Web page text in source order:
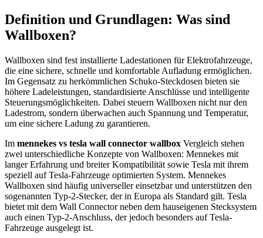
Definition und Grundlagen: Was sind
Wallboxen?
Wallboxen sind fest installierte Ladestationen für Elektrofahrzeuge,
die eine sichere, schnelle und komfortable Aufladung ermöglichen.
Im Gegensatz zu herkömmlichen Schuko-Steckdosen bieten sie
höhere Ladeleistungen, standardisierte Anschlüsse und intelligente
Steuerungsmöglichkeiten. Dabei steuern Wallboxen nicht nur den
Ladestrom, sondern überwachen auch Spannung und Temperatur,
um eine sichere Ladung zu garantieren.
Im mennekes vs tesla wall connector wallbox Vergleich stehen
zwei unterschiedliche Konzepte von Wallboxen: Mennekes mit
langer Erfahrung und breiter Kompatibilität sowie Tesla mit ihrem
speziell auf Tesla-Fahrzeuge optimierten System. Mennekes
Wallboxen sind häufig universeller einsetzbar und unterstützen den
sogenannten Typ-2-Stecker, der in Europa als Standard gilt. Tesla
bietet mit dem Wall Connector neben dem hauseigenen Stecksystem
auch einen Typ-2-Anschluss, der jedoch besonders auf Tesla-
Fahrzeuge ausgelegt ist.